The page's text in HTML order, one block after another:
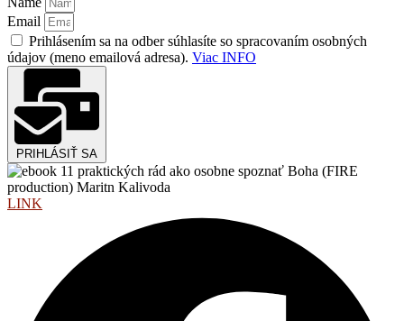
Email
Prihlásením sa na odber súhlasíte so spracovaním osobných
údajov (meno emailová adresa). Viac INFO
PRIHLÁSIŤ SA
LINK